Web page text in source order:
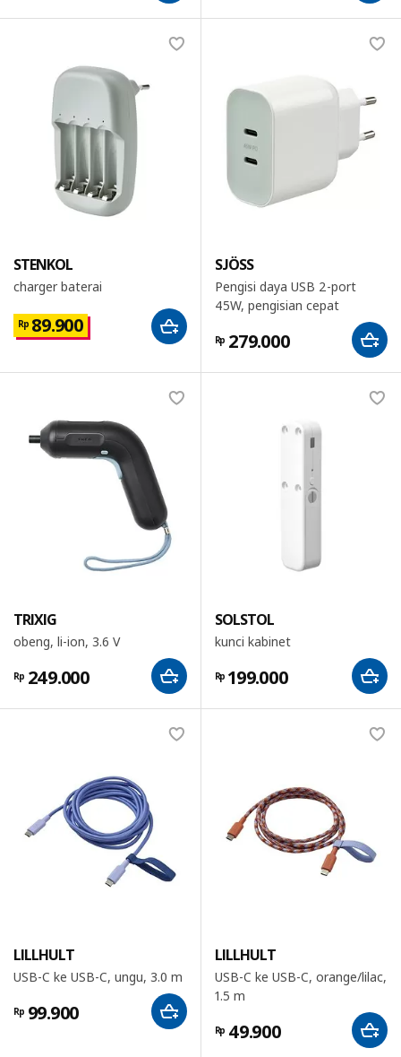
STENKOL
charger baterai
Rp 89.900
SJÖSS
Pengisi daya USB 2-port
45W, pengisian cepat
Rp 279.000
TRIXIG
obeng, li-ion, 3.6 V
Rp 249.000
SOLSTOL
kunci kabinet
Rp 199.000
LILLHULT
USB-C ke USB-C, ungu, 3.0 m
Rp 99.900
LILLHULT
USB-C ke USB-C, orange/lilac,
1.5 m
Rp 49.900